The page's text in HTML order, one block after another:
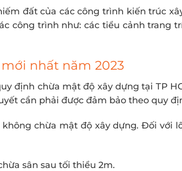
đất của các công trình kiến trúc
công trình như: các tiểu cảnh trang
nhất năm 2023
định chừa mật độ xây dựng tại TP
cần phải được đảm bảo theo quy
chừa mật độ xây dựng. Đối với
sân sau tối thiểu 2m.